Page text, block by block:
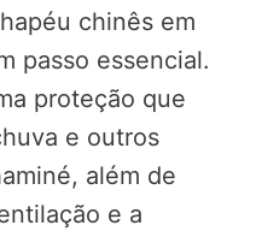
chinês em
passo essencial.
proteção que
e outros
além de
e a